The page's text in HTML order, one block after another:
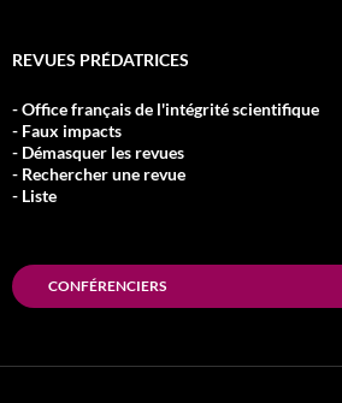
REVUES PRÉDATRICES
- Office français de l'intégrité scientifique
- Faux impacts
- Démasquer les revues
- Rechercher une revue
- Liste
CONFÉRENCIERS